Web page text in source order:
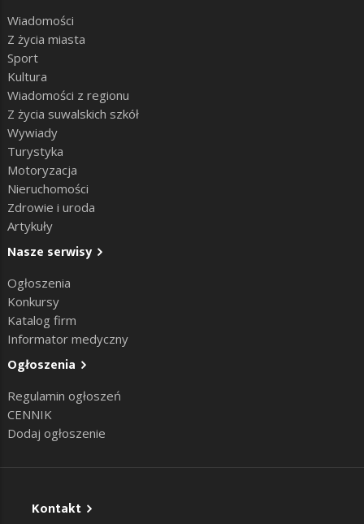
Wiadomości
Z życia miasta
Sport
Kultura
Wiadomości z regionu
Z życia suwalskich szkół
Wywiady
Turystyka
Motoryzacja
Nieruchomości
Zdrowie i uroda
Artykuły
Nasze serwisy
Ogłoszenia
Konkursy
Katalog firm
Informator medyczny
Ogłoszenia
Regulamin ogłoszeń
CENNIK
Dodaj ogłoszenie
Kontakt